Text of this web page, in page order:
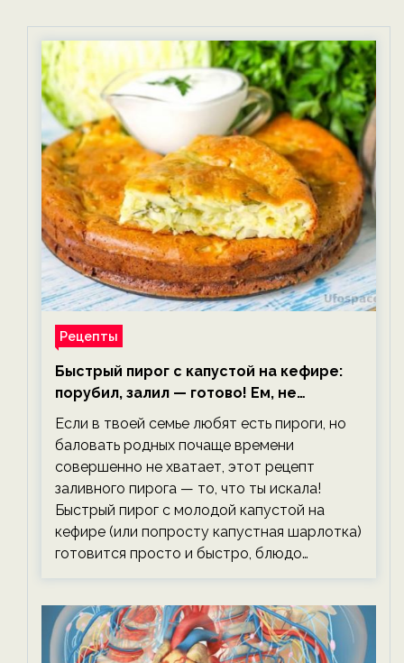
Рецепты
Быстрый пирог с капустой на кефире:
порубил, залил — готово! Ем, не
тревожась о фигуре!
Если в твоей семье любят есть пироги, но
баловать родных почаще времени
совершенно не хватает, этот рецепт
заливного пирога — то, что ты искала!
Быстрый пирог с молодой капустой на
кефире (или попросту капустная шарлотка)
готовится просто и быстро, блюдо…